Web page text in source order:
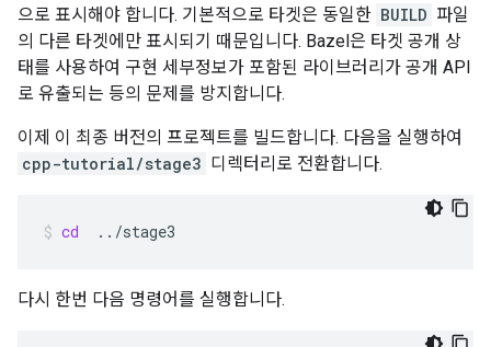
으로 표시해야 합니다. 기본적으로 타겟은 동일한 BUILD 파일
의 다른 타겟에만 표시되기 때문입니다. Bazel은 타겟 공개 상
태를 사용하여 구현 세부정보가 포함된 라이브러리가 공개 API
로 유출되는 등의 문제를 방지합니다.
이제 이 최종 버전의 프로젝트를 빌드합니다. 다음을 실행하여
cpp-tutorial/stage3 디렉터리로 전환합니다.
cd ../stage3
다시 한번 다음 명령어를 실행합니다.